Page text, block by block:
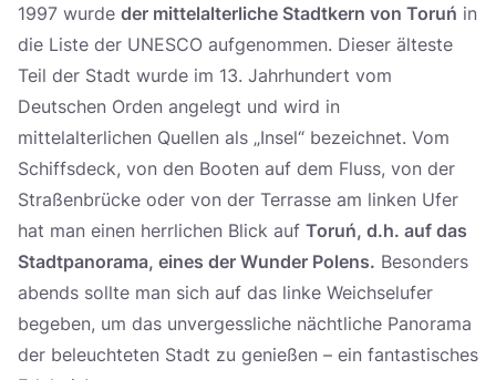
1997 wurde der mittelalterliche Stadtkern von Toruń in
die Liste der UNESCO aufgenommen. Dieser älteste
Teil der Stadt wurde im 13. Jahrhundert vom
Deutschen Orden angelegt und wird in
mittelalterlichen Quellen als „Insel“ bezeichnet. Vom
Schiffsdeck, von den Booten auf dem Fluss, von der
Straßenbrücke oder von der Terrasse am linken Ufer
hat man einen herrlichen Blick auf Toruń, d.h. auf das
Stadtpanorama, eines der Wunder Polens. Besonders
abends sollte man sich auf das linke Weichselufer
begeben, um das unvergessliche nächtliche Panorama
der beleuchteten Stadt zu genießen – ein fantastisches